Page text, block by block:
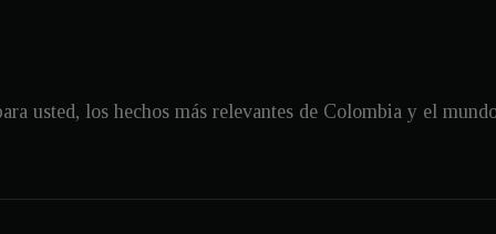
usted, los hechos más relevantes de Colombia y el